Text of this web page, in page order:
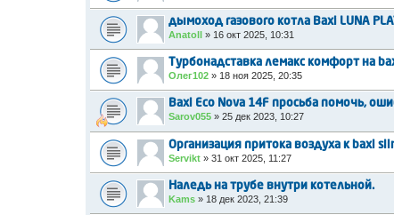
дымоход газового котла Baxi LUNA
Anatoll » 16 окт 2025, 10:31
Турбонадставка лемакс комфорт на
Олег102 » 18 ноя 2025, 20:35
Baxi Eco Nova 14F просьба помочь,
Sarov055 » 25 дек 2023, 10:27
Организация притока воздуха к baxi
Servikt » 31 окт 2025, 11:27
Наледь на трубе внутри котельной.
Kams » 18 дек 2023, 21:39